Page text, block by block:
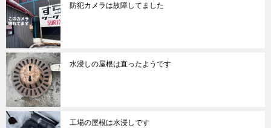
防犯カメラは故障してました
水浸しの屋根は直ったようです
工場の屋根は水浸しです